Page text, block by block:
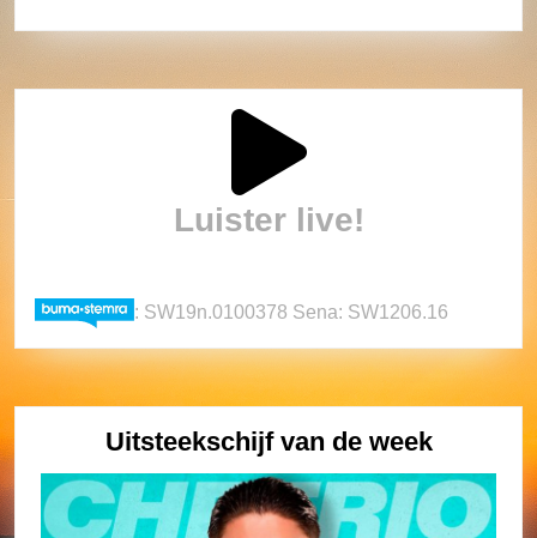
Luister live!
: SW19n.0100378 Sena: SW1206.16
Uitsteekschijf van de week